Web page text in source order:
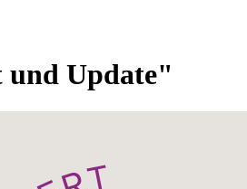
und Update"